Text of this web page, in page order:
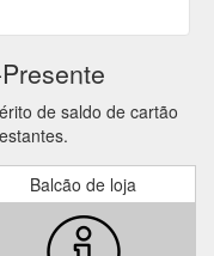
de saldo de cartão
Balcão de loja